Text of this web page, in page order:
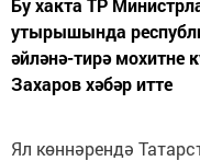
утырышында
әйләнә-тирә мохитне
Захаров хәбәр итте
Ял көннәрендә